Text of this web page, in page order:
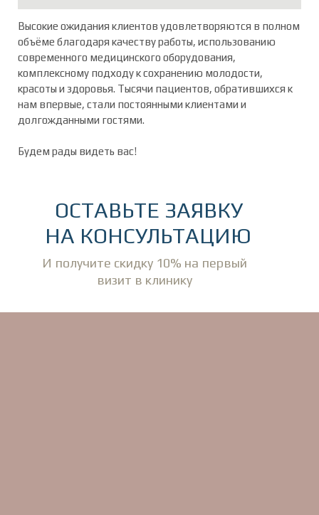
Высокие ожидания клиентов удовлетворяются в полном
объёме благодаря качеству работы, использованию
современного медицинского оборудования,
комплексному подходу к сохранению молодости,
красоты и здоровья. Тысячи пациентов, обратившихся к
нам впервые, стали постоянными клиентами и
долгожданными гостями.
Будем рады видеть вас!
И получите скидку 10% на первый
визит в клинику
ОСТАВЬТЕ ЗАЯВКУ
НА КОНСУЛЬТАЦИЮ